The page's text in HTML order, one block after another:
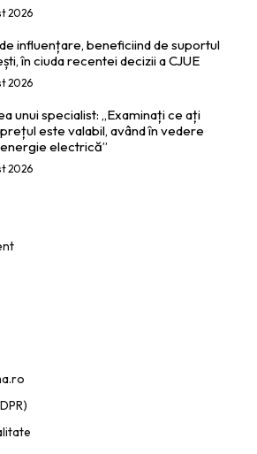
2026
influențare, beneficiind de suportul
în ciuda recentei decizii a CJUE
2026
unui specialist: „Examinați ce ați
este valabil, având în vedere
electrică”
2026